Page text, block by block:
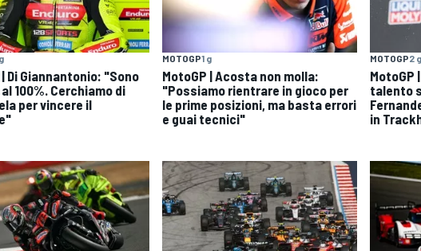
| Di Giannantonio: "Sono
100%. Cerchiamo di
per vincere il
MOTOGP1 g
MotoGP | Acosta non molla:
"Possiamo rientrare in gioco per
le prime posizioni, ma basta errori
e guai tecnici"
MOTOGP2 g
MotoGP
talento
in